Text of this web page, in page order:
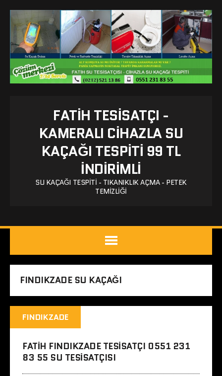
FATIH TESISATÇI -
KAMERALI CIHAZLA SU
KAÇAĞI TESPITI 99 TL
İNDİRİMLİ
SU KAÇAĞI TESPITI - TIKANIKLIK AÇMA - PETEK
TEMIZLIĞI
FINDIKZADE SU KAÇAĞI
FINDIKZADE
FATIH FINDIKZADE TESISATÇI 0551 231
83 55 SU TESISATÇISI